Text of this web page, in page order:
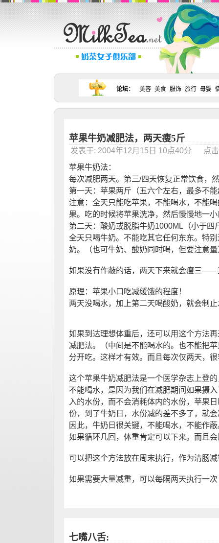
论坛： 美容 美食 服饰 旅行 母婴
苹果牛奶减肥法，两天瘦5斤
发表于: 2004年12月15日 10点40分 点
苹果牛奶法：
每次减肥两天。第三/四天恢复正常饮食，
第一天：苹果两斤（五六个左右，最多不
注意：全天只能吃苹果，不能喝水，不能
果。吃的时候将苹果洗净，然后慢慢地一
第二天：酸奶或脱脂牛奶1000ML（小于四
全天只喝牛奶。不能吃其它任何东东。特
奶。（也可牛奶、酸奶同时喝，但要注意量
如果没有作蔽的话，两天下来就会瘦三——
原理：苹果小口吃减缓饿的程度！
两天没喝水，加上第二天喝酸奶，就会制
如果到达理想体重后，还可以用这个方法
减肥法。（中间是不能喝水的。也不能把
分开吃。这样才有效。而且每次仅两天，
这个苹果牛奶减肥法是一个医学杂志上登
不能喝水，是因为我们在减肥期间如果摄
入的水份，而不会消耗体内的水份，苹果
份，到了牛奶日，水份减的差不多了，就
因此，牛奶日很关键，不能喝水，不能作
如果循环几回，体重肯定可以下来。而且
可以把这个方法放在周末执行，作为清肠
如果需要大量减重，可以每隔两天执行一
七嘴八舌: